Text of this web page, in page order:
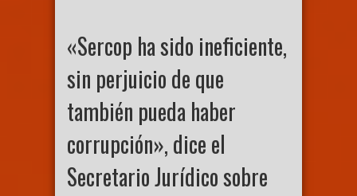
«Sercop ha sido ineficiente,
sin perjuicio de que
también pueda haber
corrupción», dice el
Secretario Jurídico sobre